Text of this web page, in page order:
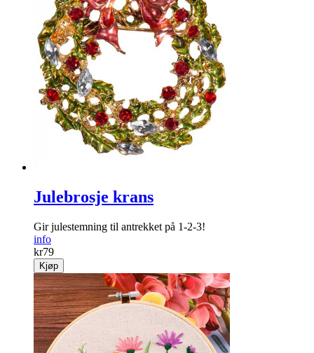
Julebrosje krans
Gir julestemning til antrekket på 1-2-3!
info
kr79
Kjøp